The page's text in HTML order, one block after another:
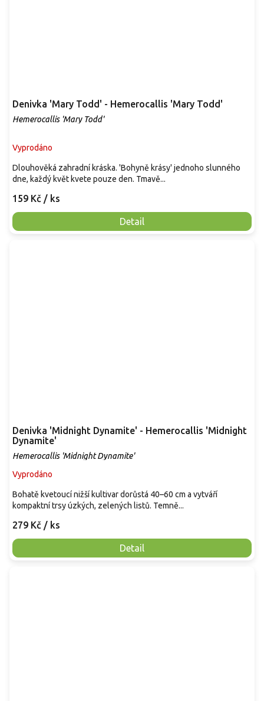
Denivka 'Mary Todd' - Hemerocallis 'Mary Todd'
Hemerocallis 'Mary Todd'
Vyprodáno
159 Kč / ks
Detail
Dlouhověká zahradní kráska. 'Bohyně krásy' jednoho slunného
dne, každý květ kvete pouze den. Tmavě...
Denivka 'Midnight Dynamite' - Hemerocallis 'Midnight
Dynamite'
Hemerocallis 'Midnight Dynamite'
Vyprodáno
279 Kč / ks
Detail
Bohatě kvetoucí nižší kultivar dorůstá 40–60 cm a vytváří
kompaktní trsy úzkých, zelených listů. Temně...